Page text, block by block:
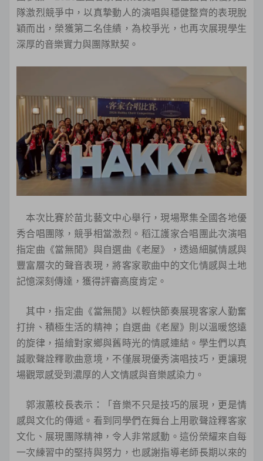
隊激烈競爭中，以真摯動人的演唱與穩健整齊的表現脫
穎而出，榮獲第二名佳績，為校爭光，也再次展現學生
深厚的音樂實力與團隊默契。
本次比賽於苗北藝文中心舉行，現場聚集全國各地優
秀合唱團隊，競爭相當激烈。稻江護家合唱團此次演唱
指定曲《當無閒》與自選曲《老屋》，透過細膩情感與
豐富層次的聲音表現，將客家歌曲中的文化情感與土地
記憶深刻傳達，獲得評審高度肯定。
其中，指定曲《當無閒》以輕快節奏展現客家人勤奮
打拚、積極生活的精神；自選曲《老屋》則以溫暖悠遠
的旋律，描繪對家鄉與舊時光的情感連結。學生們以真
誠歌聲詮釋歌曲意境，不僅展現優秀演唱技巧，更讓現
場觀眾感受到濃厚的人文情感與音樂感染力。
郭淑蕙校長表示：「音樂不只是技巧的展現，更是情
感與文化的傳遞。看到同學們在舞台上用歌聲詮釋客家
文化、展現團隊精神，令人非常感動。這份榮耀來自每
一次練習中的堅持與努力，也感謝指導老師長期以來的